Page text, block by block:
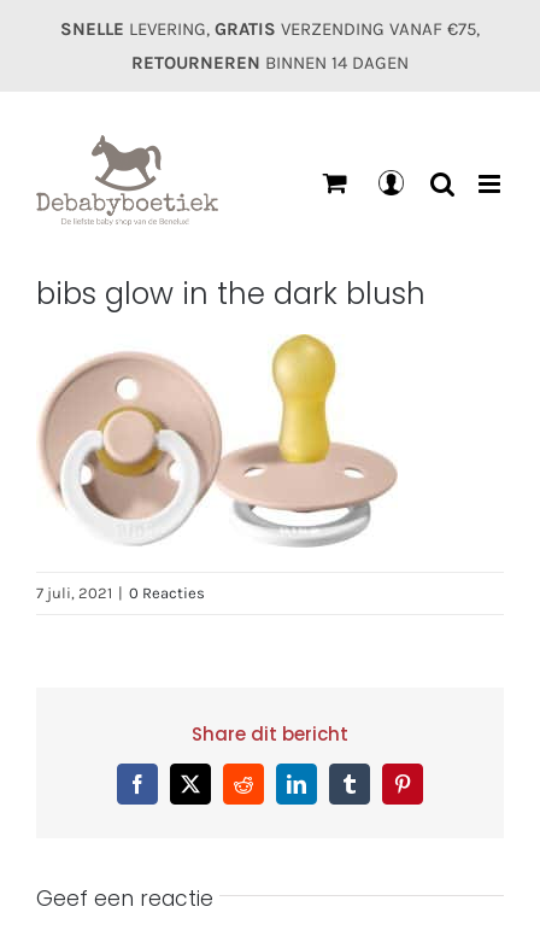
SNELLE LEVERING, GRATIS VERZENDING VANAF €75,
RETOURNEREN BINNEN 14 DAGEN
bibs glow in the dark blush
7 juli, 2021 | 0 Reacties
Share dit bericht
Facebook
X RedditLinkedInTumblrPinterest
Geef een reactie